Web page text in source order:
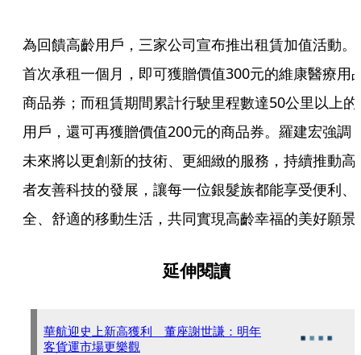
為回饋高齡用戶，三家公司宣布推出租賃加值活動。
首次承租一個月，即可獲贈價值300元的維康醫療用
商品券；而租賃期間累計行駛里程數達50公里以上的
用戶，還可再獲贈價值200元的商品券。羅建宏強調
未來將以更創新的技術、更細緻的服務，持續推動高
者友善科技的發展，讓每一位銀髮族都能享受便利、
延伸閱讀
華航迎史上新高獲利 董座謝世謙：明年
客貨運市場更樂觀